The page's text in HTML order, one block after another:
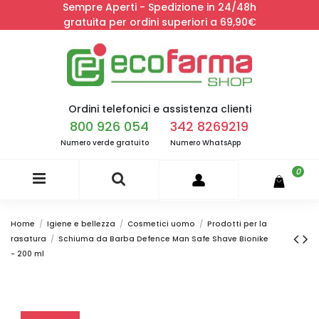
Sempre Aperti - Spedizione in 24/48h
gratuita per ordini superiori a 69,90€
Ordini telefonici e assistenza clienti
800 926 054
Numero verde gratuito
342 8269219
Numero WhatsApp
0
Home Igiene e bellezza Cosmetici uomo
Prodotti per la
rasatura
Schiuma da Barba Defence Man Safe Shave Bionike
- 200 ml